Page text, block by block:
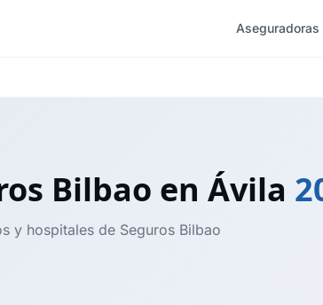
Aseguradoras
Bilbao en Ávila
y hospitales de Seguros Bilbao